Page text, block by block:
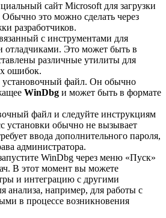
сайт Microsoft для загрузки
Обычно это можно сделать через
разработчиков.
с инструментами для
отладчиками. Это может быть в
различные утилиты для
ошибок.
файл. Он обычно
WinDbg и может быть в формате
файл и следуйте инструкциям
установки обычно не вызывает
ввода дополнительного пароля,
администратора.
WinDbg через меню «Пуск»
В этот момент вы можете
и интеграцию с другими
анализа, например, для работы с
в процессе возникновения